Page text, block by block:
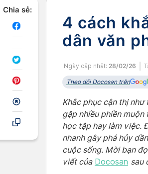
Chia sẻ:
4 cách
dân văn
Ngày cập nhật: 28/02/26
Theo dõi Docosan trên
Khắc phục cận thị
gặp nhiều phiền
học tập hay làm việc.
nhanh gây phá hủy
cuộc sống. Mời bạn
viết của Docosan sau